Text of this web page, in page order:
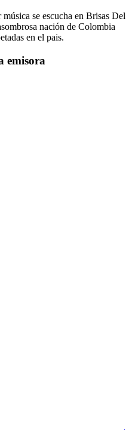
se escucha en Brisas Del
nación de Colombia
en el pais.
emisora